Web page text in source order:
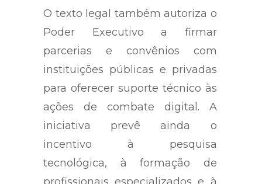
O texto legal também autoriza o
Poder Executivo a firmar
parcerias e convênios com
instituições públicas e privadas
para oferecer suporte técnico às
ações de combate digital. A
iniciativa prevê ainda o
incentivo à pesquisa
tecnológica, à formação de